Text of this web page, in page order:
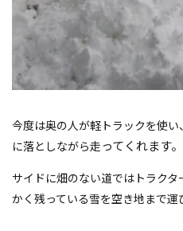
今度は奥の人が軽トラックを使
に落としながら走 ってくれます。
サイドに畑のない道ではトラク
かく残っている雪を空き地まで運